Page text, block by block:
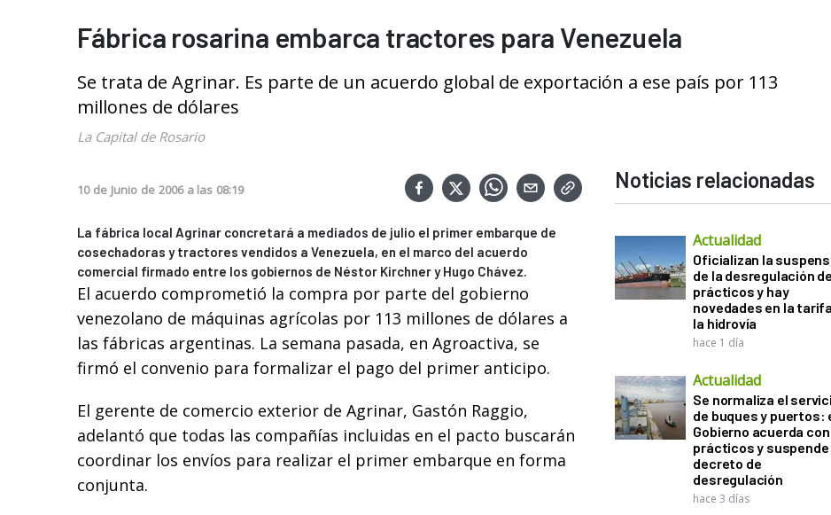
Fábrica rosarina embarca tractores para Venezuela
Se trata de Agrinar. Es parte de un acuerdo global de exportación a ese país por 113
millones de dólares
La Capital de Rosario
10 de Junio de 2006 a las 08:19
La fábrica local Agrinar concretará a mediados de julio el primer embarque de
cosechadoras y tractores vendidos a Venezuela, en el marco del acuerdo
comercial firmado entre los gobiernos de Néstor Kirchner y Hugo Chávez.
El acuerdo comprometió la compra por parte del gobierno
venezolano de máquinas agrícolas por 113 millones de dólares a
las fábricas argentinas. La semana pasada, en Agroactiva, se
firmó el convenio para formalizar el pago del primer anticipo.
El gerente de comercio exterior de Agrinar, Gastón Raggio,
adelantó que todas las compañías incluidas en el pacto buscarán
coordinar los envíos para realizar el primer embarque en forma
conjunta.
Noticias relacionadas
Actualidad
Oficializan la
de la desregulación de
prácticos y hay
novedades en la
la hidrovía
hace 1 día
Actualidad
Se normaliza el
de buques y puertos:
Gobierno acuerda
prácticos y suspende
decreto de
desregulación
hace 3 días